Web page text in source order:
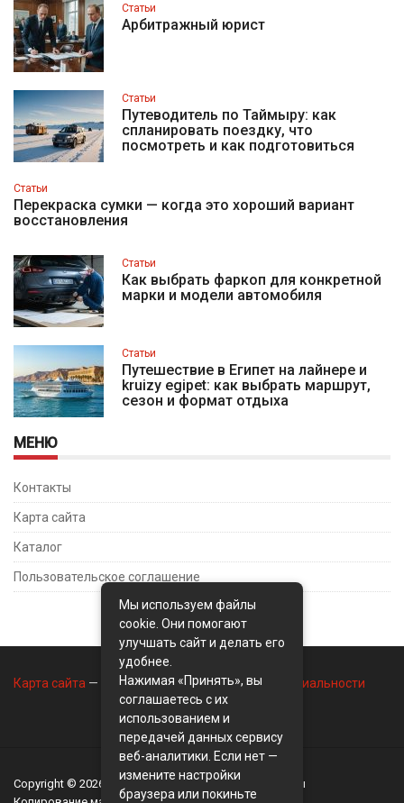
Статьи
Арбитражный юрист
Статьи
Путеводитель по Таймыру: как
спланировать поездку, что
посмотреть и как подготовиться
Статьи
Перекраска сумки — когда это хороший вариант
восстановления
Статьи
Как выбрать фаркоп для конкретной
марки и модели автомобиля
Статьи
Путешествие в Египет на лайнере и
kruizy egipet: как выбрать маршрут,
сезон и формат отдыха
МЕНЮ
Контакты
Карта сайта
Каталог
Пользовательское соглашение
Карта сайта — Контакты— Политика конфиденциальности
Copyright © 2026 BusinessMix- Экономика и финансы
Мы используем файлы
cookie. Они помогают
улучшать сайт и делать его
удобнее.
Нажимая «Принять», вы
соглашаетесь с их
использованием и
передачей данных сервису
веб-аналитики. Если нет —
измените настройки
браузера или покиньте